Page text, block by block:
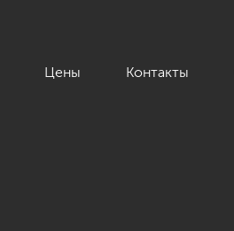
Цены Контакты